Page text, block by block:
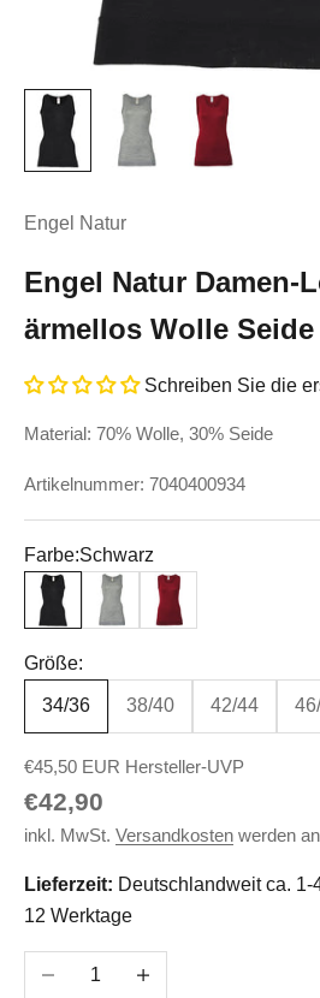
Engel Natur
Engel Natur Damen-
ärmellos Wolle Seide
Schreiben Sie die
Material: 70% Wolle, 30% Seide
Artikelnummer: 7040400934
Farbe:Schwarz
SchwarzHellgrau-Melange
Malve
Größe:
34/36 38/40 42/44
€45,50 EUR Hersteller-UVP
Angebot
€42,90
inkl. MwSt. Versandkosten werden
Lieferzeit: Deutschlandweit ca. 1-
12 Werktage
Anzahl verringernAnzahl erhöhen